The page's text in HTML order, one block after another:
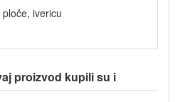
ivericu
proizvod kupili su i